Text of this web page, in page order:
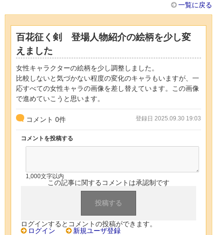
一覧に戻る
百花征く剣 登場人物紹介の絵柄を少し変
えました
女性キャラクターの絵柄を少し調整しました。
比較しないと気づかない程度の変化のキャラもいますが、一
応すべての女性キャラの画像を差し替えています。この画像
で進めていこうと思います。
コメント 0件 登録日 2025.09.30 19:03
コメントを投稿する
1,000文字以内
この記事に関するコメントは承認制です
ログインするとコメントの投稿ができます。
ログイン
新規ユーザ登録